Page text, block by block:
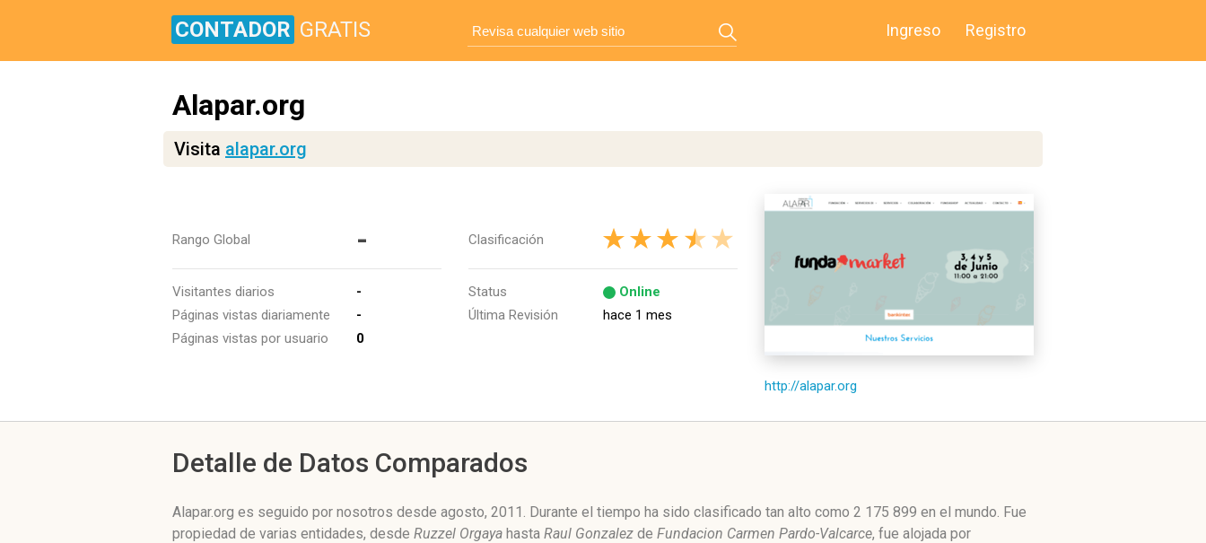
CONTADOR GRATIS Ingreso Registro
Alapar.org
Visita alapar.org
Rango Global -
Visitantes diarios
-
Páginas vistas diariamente
-
Páginas vistas por usuario
0
Clasificación
Status
Online
Última Revisión
hace 1 mes
http://alapar.org
Detalle de Datos Comparados
Alapar.org es seguido por nosotros desde agosto, 2011. Durante el tiempo ha sido clasificado tan alto como 2 175 899 en el mundo. Fue
propiedad de varias entidades, desde Ruzzel Orgaya hasta Raul Gonzalez de Fundacion Carmen Pardo-Valcarce, fue alojada por